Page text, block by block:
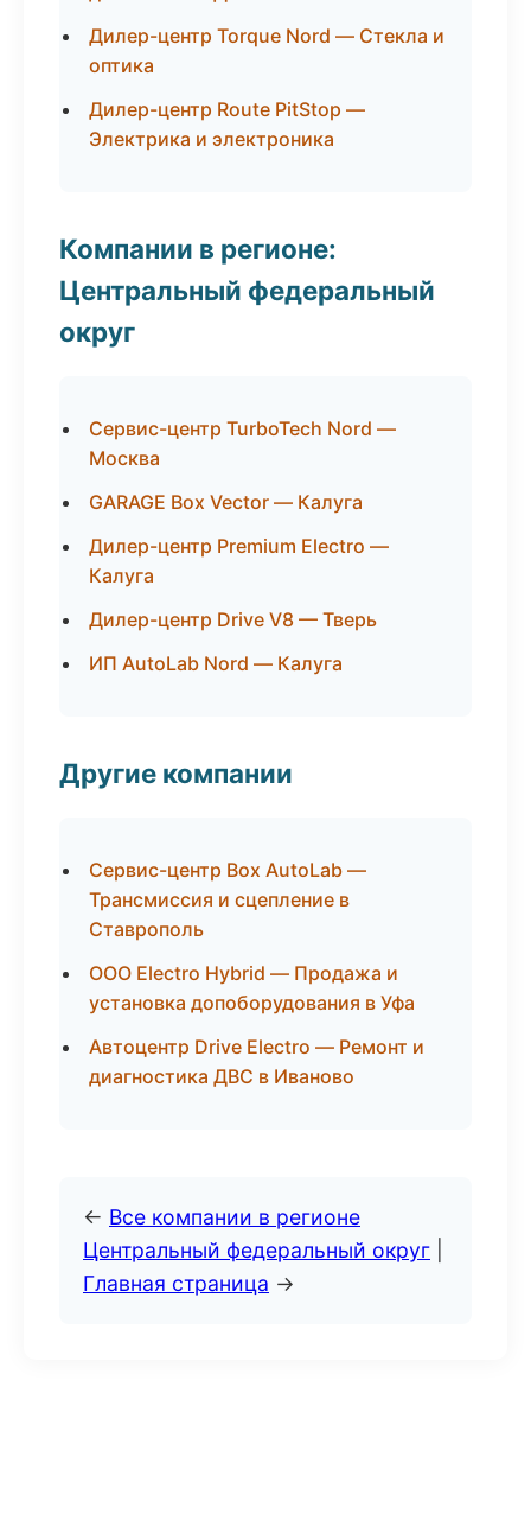
Дилер-центр Torque Nord — Стекла и
оптика
Дилер-центр Route PitStop —
Электрика и электроника
Компании в регионе:
Центральный федеральный
округ
Сервис-центр TurboTech Nord —
Москва
GARAGE Box Vector — Калуга
Дилер-центр Premium Electro —
Калуга
Дилер-центр Drive V8 — Тверь
ИП AutoLab Nord — Калуга
Другие компании
Сервис-центр Box AutoLab —
Трансмиссия и сцепление в
Ставрополь
ООО Electro Hybrid — Продажа и
установка допоборудования в Уфа
Автоцентр Drive Electro — Ремонт и
диагностика ДВС в Иваново
← Все компании в регионе
Центральный федеральный округ
Главная страница →